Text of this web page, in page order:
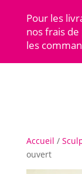
Pour les
nos frais
les
Accueil /
ouvert